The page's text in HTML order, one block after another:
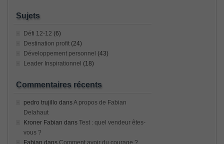
Sujets
Défi 12-12 (6)
Destination profit (24)
Développement personnel (43)
Leader Inspirationnel (18)
Commentaires récents
pedro trujillo dansA propos de Fabian
Delahaut
Kroner Fabian dans Test : quel vendeur êtes-
vous ?
Fabian dans Comment avoir du courage ?